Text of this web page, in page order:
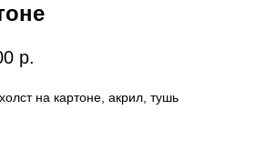
р.
на картоне, акрил, тушь